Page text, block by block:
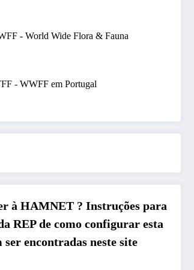
- World Wide Flora & Fauna
- WWFF em Portugal
à HAMNET ? Instruções para
REP de como configurar esta
ser encontradas neste site